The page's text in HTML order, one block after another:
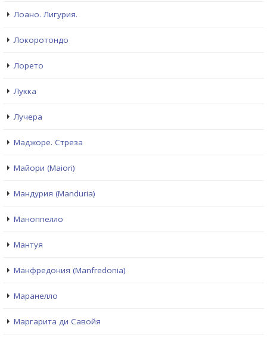
Лоано. Лигурия.
Локоротондо
Лорето
Лукка
Лучера
Маджоре. Стреза
Майори (Maiori)
Мандурия (Manduria)
Маноппелло
Мантуя
Манфредония (Manfredonia)
Маранелло
Маргарита ди Савойя